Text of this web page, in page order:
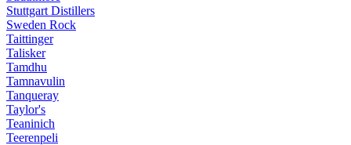
Stuttgart Distillers
Sweden Rock
Taittinger
Talisker
Tamdhu
Tamnavulin
Tanqueray
Taylor's
Teaninich
Teerenpeli